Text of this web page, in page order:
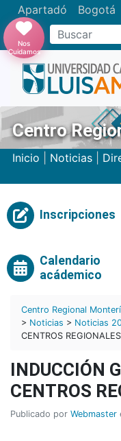
Apartadó Bogotá
Nos
Cuidamos
Centro
Inicio Noticias|
Inscripciones
Calendario
acádemico
Centro Regional
> Noticias > Noticias
CENTROS REGIONALES
INDUCCIÓN
CENTROS
Publicado por Webmaster